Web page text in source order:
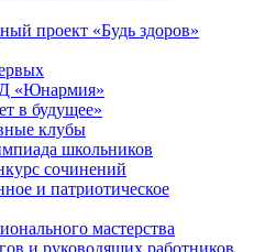
проект «Будь здоров»
«Юнармия»
в будущее»
клубы
школьников
сочинений
и патриотическое
мастерства